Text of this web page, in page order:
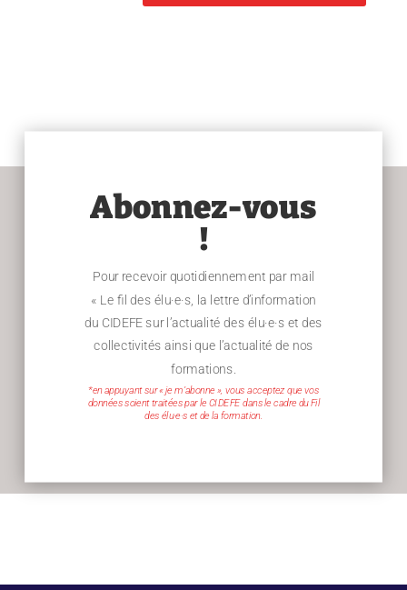
Abonnez-vous
!
Pour recevoir quotidiennement par mail
« Le fil des élu·e·s, la lettre d’information
du CIDEFE sur l’actualité des élu·e·s et des
collectivités ainsi que l’actualité de nos
formations.
*en appuyant sur « je m’abonne », vous acceptez que vos
données soient traitées par le CIDEFE dans le cadre du Fil
des élu·e·s et de la formation.